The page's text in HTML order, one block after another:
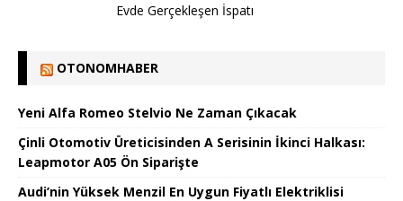
Evde Gerçekleşen İspatı
OTONOMHABER
Yeni Alfa Romeo Stelvio Ne Zaman Çıkacak
Çinli Otomotiv Üreticisinden A Serisinin İkinci Halkası:
Leapmotor A05 Ön Siparişte
Audi’nin Yüksek Menzil En Uygun Fiyatlı Elektriklisi